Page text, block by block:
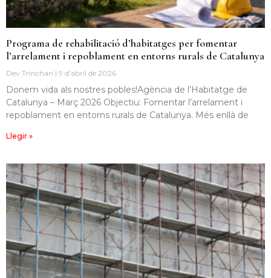
Programa de rehabilitació d’habitatges per fomentar
l’arrelament i repoblament en entorns rurals de Catalunya
Dev Trinchan 9 d'abril de 2026
Donem vida als nostres pobles!Agència de l’Habitatge de
Catalunya – Març 2026 Objectiu: Fomentar l’arrelament i
repoblament en entorns rurals de Catalunya. Més enllà de
Llegir »